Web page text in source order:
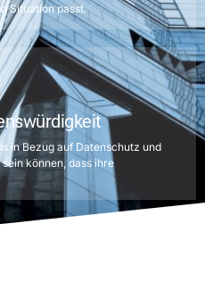
Situation passt.
in Bezug auf Datenschutz und
können, dass ihre